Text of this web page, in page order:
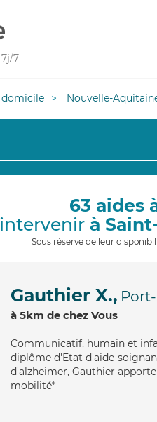
7
domicile Nouvelle-
63 aides
à
Sous réserve de leur
Gauthier X.,
à 5km de chez Vous
Communicatif, humain et
diplôme d'Etat d'aide-
d'alzheimer, Gauthier
mobilité*